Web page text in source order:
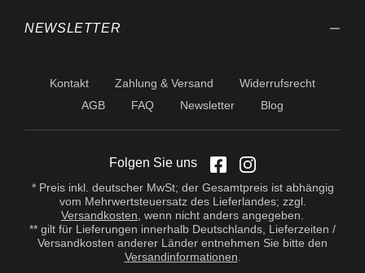
NEWSLETTER
Kontakt Zahlung & Versand
Widerrufsrecht
AGB
FAQ Newsletter Blog
Folgen Sie uns
* Preis inkl. deutscher MwSt; der Gesamtpreis ist abhängig
vom Mehrwertsteuersatz des Lieferlandes; zzgl.
Versandkosten , wenn nicht anders angegeben.
** gilt für Lieferungen innerhalb Deutschlands, Lieferzeiten /
Versandkosten anderer Länder entnehmen Sie bitte den
Versandinformationen